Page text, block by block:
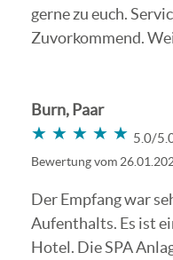
gerne zu euch.
Zuvorkommend.
Burn, Paar
★★★★★
★★★★★ 5.0/
Bewertung vom
Der Empfang war
Aufenthalts. Es ist
Hotel. Die SPA